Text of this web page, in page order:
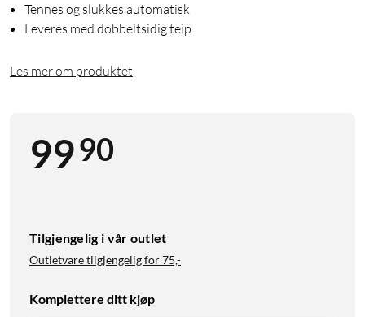
Tennes og slukkes automatisk
Leveres med dobbeltsidig teip
Les mer om produktet
9990
Tilgjengelig i vår outlet
Outletvare tilgjengelig for75,-
Komplettere ditt kjøp